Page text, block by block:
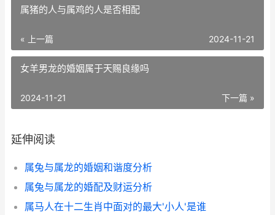
属猪的人与属鸡的人是否相配
« 上一篇 2024-11-21
女羊男龙的婚姻属于天赐良缘吗
下一篇 »
2024-11-21
延伸阅读
属兔与属龙的婚姻和谐度分析
属兔与属龙的婚配及财运分析
属马人在十二生肖中面对的最大'小人'是谁